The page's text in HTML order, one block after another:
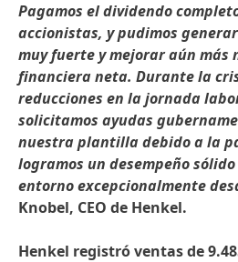
Pagamos el dividendo
accionistas, y pudimos
muy fuerte y mejorar aún más
financiera neta. Durante la
reducciones en la jornada
solicitamos ayudas
nuestra plantilla debido a la
logramos un desempeño
entorno excepcionalmente
Knobel, CEO de Henkel.
Henkel registró ventas de